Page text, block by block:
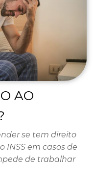
AO
se tem direito
INSS em casos de
de trabalhar